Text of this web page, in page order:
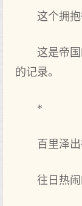
这个拥
这是帝
的记录。
*
百里泽
往日热